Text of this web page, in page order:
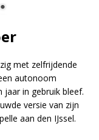
met zelfrijdende
autonoom
jaar in gebruik bleef.
versie van zijn
aan den IJssel.